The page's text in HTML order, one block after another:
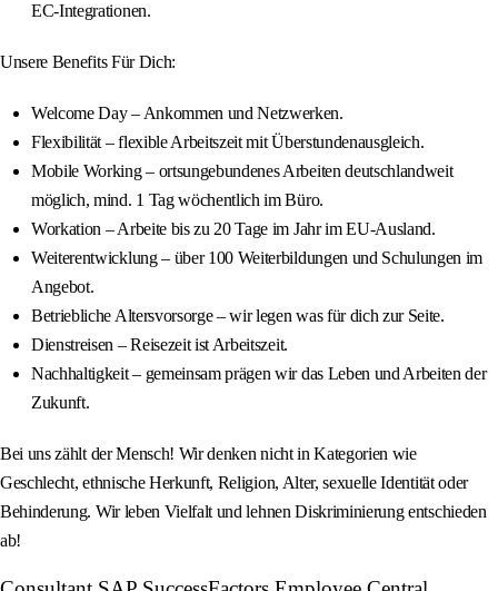
EC-Integrationen.
Unsere Benefits Für Dich:
Welcome Day – Ankommen und Netzwerken.
Flexibilität – flexible Arbeitszeit mit Überstundenausgleich.
Mobile Working – ortsungebundenes Arbeiten deutschlandweit
möglich, mind. 1 Tag wöchentlich im Büro.
Workation – Arbeite bis zu 20 Tage im Jahr im EU-Ausland.
Weiterentwicklung – über 100 Weiterbildungen und Schulungen im
Angebot.
Betriebliche Altersvorsorge – wir legen was für dich zur Seite.
Dienstreisen – Reisezeit ist Arbeitszeit.
Nachhaltigkeit – gemeinsam prägen wir das Leben und Arbeiten der
Zukunft.
Bei uns zählt der Mensch! Wir denken nicht in Kategorien wie
Geschlecht, ethnische Herkunft, Religion, Alter, sexuelle Identität oder
Behinderung. Wir leben Vielfalt und lehnen Diskriminierung entschieden
ab!